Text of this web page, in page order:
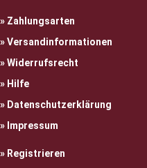
Zahlungsarten
Versandinformationen
Widerrufsrecht
Hilfe
Datenschutzerklärung
Impressum
Registrieren